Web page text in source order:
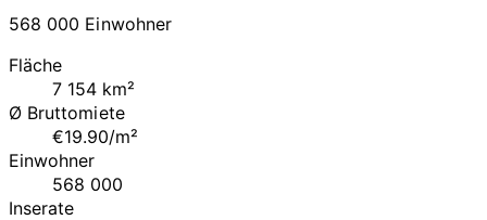
568 000 Einwohner
Fläche
7 154 km²
Ø Bruttomiete
€19.90/m²
Einwohner
568 000
Inserate